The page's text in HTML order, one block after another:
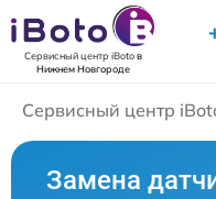
Сервисный центр iBotoв
Нижнем Новгороде
Сервисный центр
Замена